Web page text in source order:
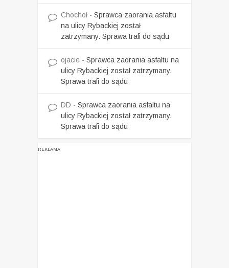
Chochoł - Sprawca zaorania asfaltu
na ulicy Rybackiej został
zatrzymany. Sprawa trafi do sądu
ojacie - Sprawca zaorania asfaltu na
ulicy Rybackiej został zatrzymany.
Sprawa trafi do sądu
DD - Sprawca zaorania asfaltu na
ulicy Rybackiej został zatrzymany.
Sprawa trafi do sądu
REKLAMA